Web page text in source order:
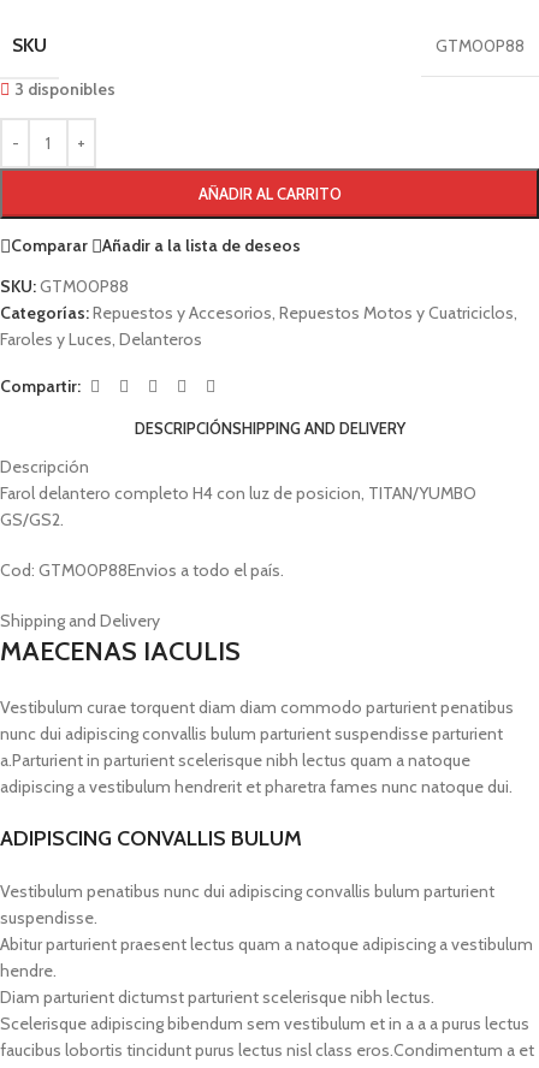
SKU
GTM00P88
3 disponibles
AÑADIR AL CARRITO
Comparar
Añadir a la lista de deseos
SKU:GTM00P88
Categorías:Repuestos y Accesorios Repuestos Motos y Cuatriciclos
Faroles y Luces Delanteros
Compartir:
DESCRIPCIÓNSHIPPING AND DELIVERY
Descripción
Farol delantero completo H4 con luz de posicion, TITAN/YUMBO
GS/GS2.
Cod: GTM00P88Envios a todo el país.
Shipping and Delivery
MAECENAS IACULIS
Vestibulum curae torquent diam diam commodo parturient penatibus
nunc dui adipiscing convallis bulum parturient suspendisse parturient
a.Parturient in parturient scelerisque nibh lectus quam a natoque
adipiscing a vestibulum hendrerit et pharetra fames nunc natoque dui.
ADIPISCING CONVALLIS BULUM
Vestibulum penatibus nunc dui adipiscing convallis bulum parturient
suspendisse.
Abitur parturient praesent lectus quam a natoque adipiscing a vestibulum
hendre.
Diam parturient dictumst parturient scelerisque nibh lectus.
Scelerisque adipiscing bibendum sem vestibulum et in a a a purus lectus
faucibus lobortis tincidunt purus lectus nisl class eros.Condimentum a et